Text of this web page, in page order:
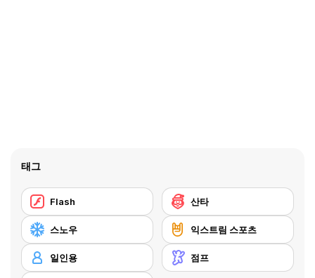
태그
Flash 산타
스노우 익스트림 스포츠
일인용 점프